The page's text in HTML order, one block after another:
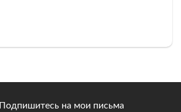
Подпишитесь на мои письма